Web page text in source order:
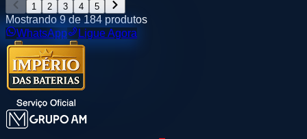
1 2 3 4 5
Mostrando9de 184 produtos
WhatsApp
Ligue Agora